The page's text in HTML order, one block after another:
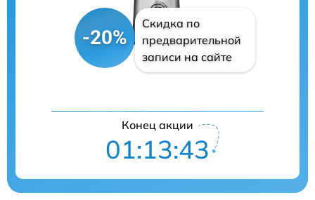
-20%
Скидка по
предварительной
записи на сайте
Конец акции
01:13:43